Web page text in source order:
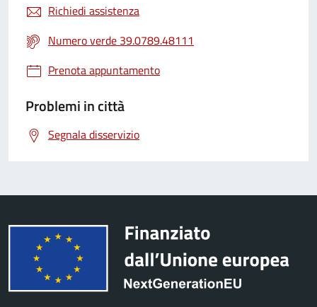
Richiedi assistenza
Numero verde 39.0789.48111
Prenota appuntamento
Problemi in città
Segnala disservizio